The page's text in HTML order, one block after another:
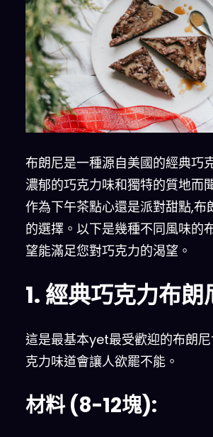
布朗尼是一種源自美國的經典巧
濃郁的巧克力味和獨特的質地而
作為下午茶點心還是派對甜點,布
的選擇。以下是幾種不同風味的
望能滿足您對巧克力的渴望。
1. 經典巧克力布朗
這是最基本yet最受歡迎的布朗
克力味道會讓人欲罷不能。
材料 (8-12塊):